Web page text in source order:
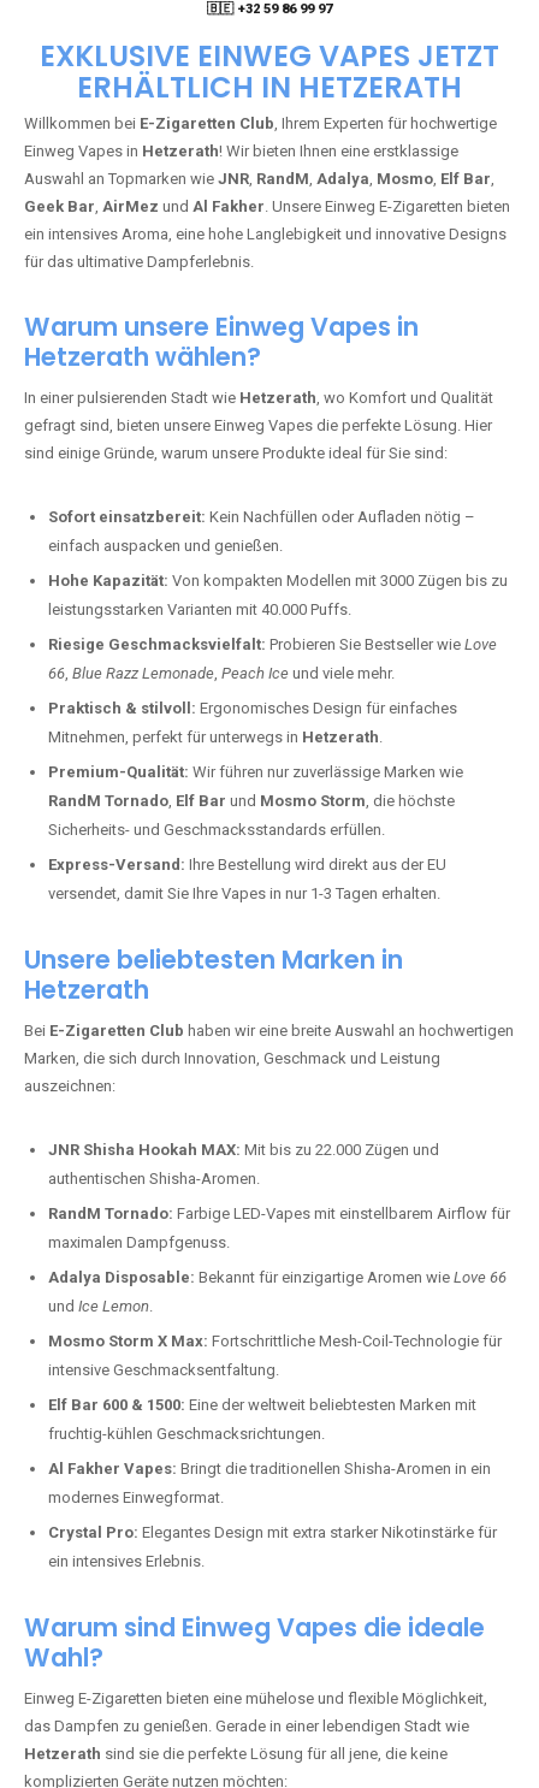
🇧🇪 +32 59 86 99 97
EXKLUSIVE EINWEG VAPES JETZT
ERHÄLTLICH IN HETZERATH
Willkommen bei E-Zigaretten Club, Ihrem Experten für hochwertige
Einweg Vapes in Hetzerath! Wir bieten Ihnen eine erstklassige
Auswahl an Topmarken wie JNR, RandM, Adalya, Mosmo, Elf Bar,
Geek Bar, AirMez und Al Fakher. Unsere Einweg E-Zigaretten bieten
ein intensives Aroma, eine hohe Langlebigkeit und innovative Designs
für das ultimative Dampferlebnis.
Warum unsere Einweg Vapes in
Hetzerath wählen?
In einer pulsierenden Stadt wie Hetzerath, wo Komfort und Qualität
gefragt sind, bieten unsere Einweg Vapes die perfekte Lösung. Hier
sind einige Gründe, warum unsere Produkte ideal für Sie sind:
Sofort einsatzbereit: Kein Nachfüllen oder Aufladen nötig –
einfach auspacken und genießen.
Hohe Kapazität: Von kompakten Modellen mit 3000 Zügen bis zu
leistungsstarken Varianten mit 40.000 Puffs.
Riesige Geschmacksvielfalt: Probieren Sie Bestseller wie Love
66, Blue Razz Lemonade, Peach Ice und viele mehr.
Praktisch & stilvoll: Ergonomisches Design für einfaches
Mitnehmen, perfekt für unterwegs in Hetzerath.
Premium-Qualität: Wir führen nur zuverlässige Marken wie
RandM Tornado, Elf Bar und Mosmo Storm, die höchste
Sicherheits- und Geschmacksstandards erfüllen.
Express-Versand: Ihre Bestellung wird direkt aus der EU
versendet, damit Sie Ihre Vapes in nur 1-3 Tagen erhalten.
Unsere beliebtesten Marken in
Hetzerath
Bei E-Zigaretten Club haben wir eine breite Auswahl an hochwertigen
Marken, die sich durch Innovation, Geschmack und Leistung
auszeichnen:
JNR Shisha Hookah MAX: Mit bis zu 22.000 Zügen und
authentischen Shisha-Aromen.
RandM Tornado: Farbige LED-Vapes mit einstellbarem Airflow für
maximalen Dampfgenuss.
Adalya Disposable: Bekannt für einzigartige Aromen wie Love 66
und Ice Lemon.
Mosmo Storm X Max: Fortschrittliche Mesh-Coil-Technologie für
intensive Geschmacksentfaltung.
Elf Bar 600 & 1500: Eine der weltweit beliebtesten Marken mit
fruchtig-kühlen Geschmacksrichtungen.
Al Fakher Vapes: Bringt die traditionellen Shisha-Aromen in ein
modernes Einwegformat.
Crystal Pro: Elegantes Design mit extra starker Nikotinstärke für
ein intensives Erlebnis.
Warum sind Einweg Vapes die ideale
Wahl?
Einweg E-Zigaretten bieten eine mühelose und flexible Möglichkeit,
das Dampfen zu genießen. Gerade in einer lebendigen Stadt wie
Hetzerath sind sie die perfekte Lösung für all jene, die keine
komplizierten Geräte nutzen möchten: